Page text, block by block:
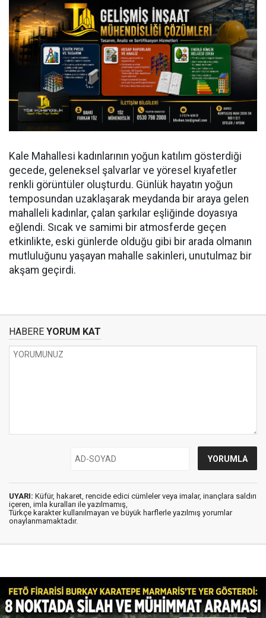
Kale Mahallesi kadınlarının yoğun katılım gösterdiği
gecede, geleneksel şalvarlar ve yöresel kıyafetler
renkli görüntüler oluşturdu. Günlük hayatın yoğun
temposundan uzaklaşarak meydanda bir araya gelen
mahalleli kadınlar, çalan şarkılar eşliğinde doyasıya
eğlendi. Sıcak ve samimi bir atmosferde geçen
etkinlikte, eski günlerde olduğu gibi bir arada olmanın
mutluluğunu yaşayan mahalle sakinleri, unutulmaz bir
akşam geçirdi.
HABERE YORUM KAT
UYARI: Küfür, hakaret, rencide edici cümleler veya imalar, inançlara saldırı
içeren, imla kuralları ile yazılmamış,
Türkçe karakter kullanılmayan ve büyük harflerle yazılmış yorumlar
onaylanmamaktadır.